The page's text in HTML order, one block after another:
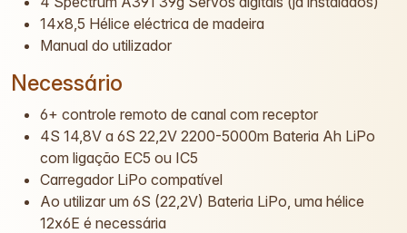
14x8,5 Hélice eléctrica de madeira
Manual do utilizador
Necessário
6+ controle remoto de canal com receptor
4S 14,8V a 6S 22,2V 2200-5000m Bateria Ah LiPo
com ligação EC5 ou IC5
Carregador LiPo compatível
Ao utilizar um 6S (22,2V) Bateria LiPo, uma hélice
12x6E é necessária